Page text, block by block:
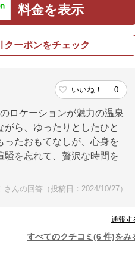
料金を表示
クーポンをチェック
いいね！ 0
ロケーションが魅力の温泉
ら、ゆったりとしたひと
ったおもてなしが、心身を
騒を忘れて、贅沢な時間を
さんの回答（投稿日：2024/10/27）
通報す
すべてのクチコミ(6 件)をみ